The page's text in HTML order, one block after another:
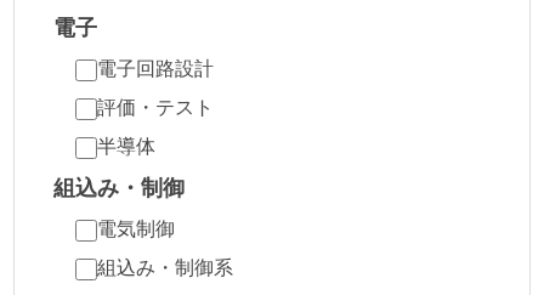
電子
電子回路設計
評価・テスト
半導体
組込み・制御
電気制御
組込み・制御系